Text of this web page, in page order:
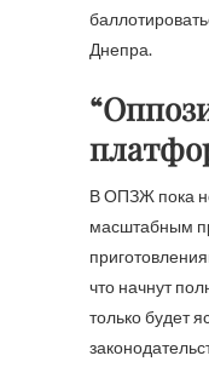
Днепра.
В ОПЗЖ пока
масштабным
что начнут
только будет